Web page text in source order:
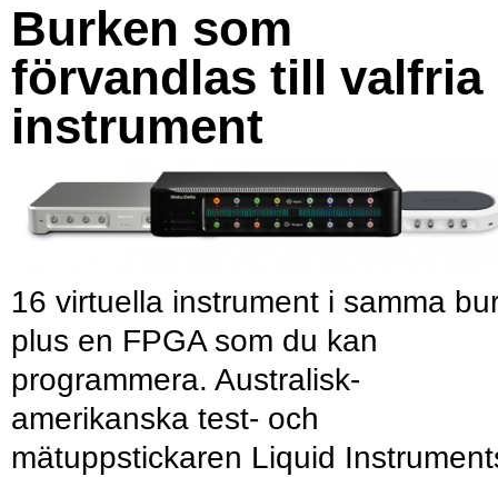
Burken som
förvandlas till valfria
instrument
16 virtuella instrument i samma
plus en FPGA som du kan
programmera. Australisk-
amerikanska test- och
mätuppstickaren Liquid